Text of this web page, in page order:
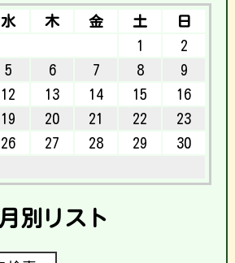
水 木 金 土
日
1
2
5 6 7 8
9
12 13 14 15
16
19 20 21 22
23
26 27 28 29
30
月別リスト